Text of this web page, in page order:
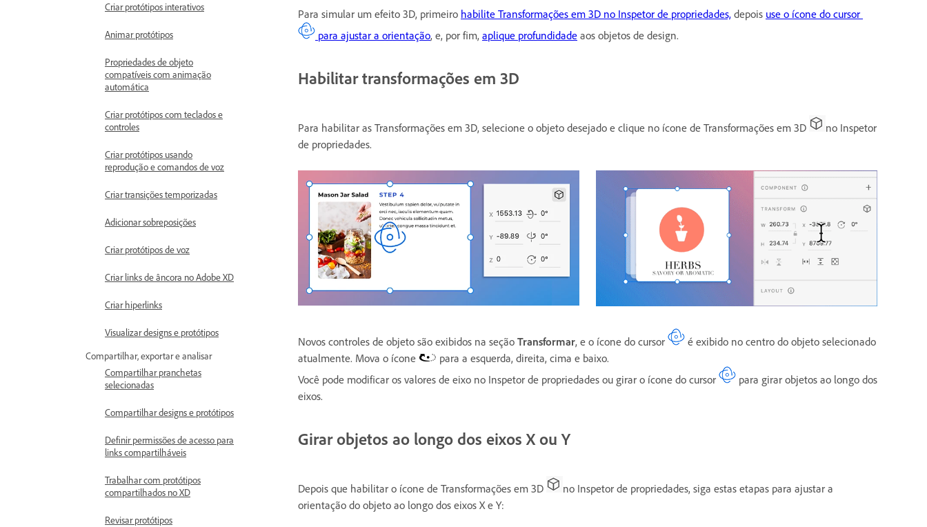
Criar protótipos interativos
Animar protótipos
Propriedades de objeto
compatíveis com animação
automática
Criar protótipos com teclados e
controles
Criar protótipos usando
reprodução e comandos de voz
Criar transições temporizadas
Adicionar sobreposições
Criar protótipos de voz
Criar links de âncora no Adobe XD
Criar hiperlinks
Visualizar designs e protótipos
Compartilhar, exportar e analisar
Compartilhar pranchetas
selecionadas
Compartilhar designs e protótipos
Definir permissões de acesso para
links compartilháveis
Trabalhar com protótipos
compartilhados no XD
Revisar protótipos
Para simular um efeito 3D, primeiro habilite Transformações em 3D no Inspetor de propriedades, depois use o ícone do cursor
para ajustar a orientação, e, por fim, aplique profundidade aos objetos de design.
Habilitar transformações em 3D
Para habilitar as Transformações em 3D, selecione o objeto desejado e clique no ícone de Transformações em 3D
no Inspetor
de propriedades.
Novos controles de objeto são exibidos na seção Transformar, e o ícone do cursor
é exibido no centro do objeto selecionado
atualmente. Mova o ícone
para a esquerda, direita, cima e baixo.
Você pode modificar os valores de eixo no Inspetor de propriedades ou girar o ícone do cursor
para girar objetos ao longo dos
eixos.
Girar objetos ao longo dos eixos X ou Y
Depois que habilitar o ícone de Transformações em 3D
no Inspetor de propriedades, siga estas etapas para ajustar a
orientação do objeto ao longo dos eixos X e Y: